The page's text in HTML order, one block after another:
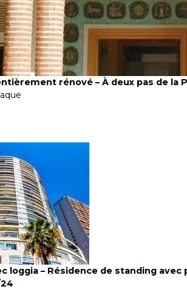
rénové – À deux pas de la
loggia – Résidence de standing avec